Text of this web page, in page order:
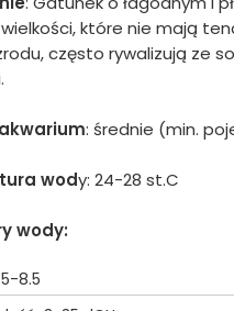
które nie mają
często rywalizują ze
: średnie (min.
wody: 24-28 st.C
wody:
8.5